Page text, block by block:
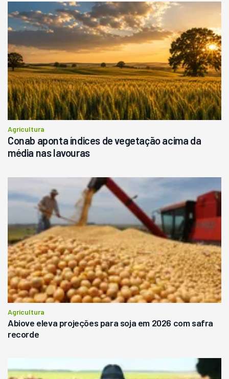
Agricultura
Conab aponta índices de vegetação acima da
média nas lavouras
Agricultura
Abiove eleva projeções para soja em 2026 com safra
recorde